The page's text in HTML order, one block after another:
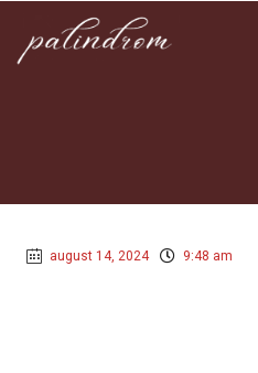
august 14, 2024 9:48 am